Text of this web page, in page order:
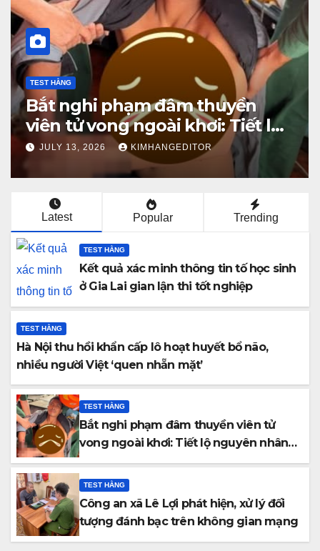
TEST HẰNG
Bắt nghi phạm đâm thuyền
viên tử vong ngoài khơi: Tiết lộ
nguyên nhân ra tay
JULY 13, 2026 KIMHANGEDITOR
Latest Popular Trending
TEST HẰNG
Kết quả xác minh thông tin tố học sinh
ở Gia Lai gian lận thi tốt nghiệp
TEST HẰNG
Hà Nội thu hồi khẩn cấp lô hoạt huyết bổ não,
nhiều người Việt ‘quen nhẵn mặt’
TEST HẰNG
Bắt nghi phạm đâm thuyền viên tử
vong ngoài khơi: Tiết lộ nguyên nhân
ra tay
TEST HẰNG
Công an xã Lê Lợi phát hiện, xử lý đối
tượng đánh bạc trên không gian mạng